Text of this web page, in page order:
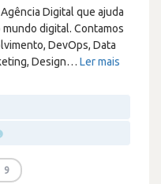
Digital que ajuda
digital. Contamos
DevOps, Data
Design… Ler mais
9